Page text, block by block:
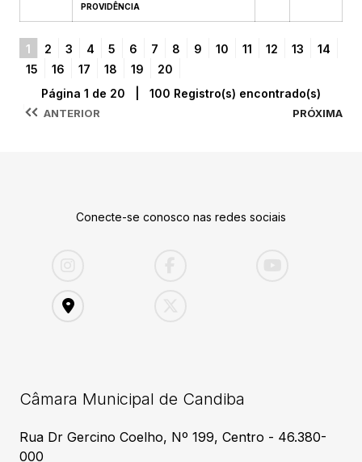
PROVIDÊNCIA
1 2 3 4 5 6 7 8 9 10 11 12 13
14
15
16 17 18 19 20
ANTERIOR
Página 1 de 20 | 100 Registro(s) encontrado(s)
PRÓXIMA
Conecte-se conosco nas redes sociais
Câmara Municipal de Candiba
Rua Dr Gercino Coelho, Nº 199, Centro - 46.380-
000